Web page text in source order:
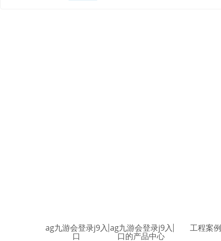
ag九游会登录j9入
口
ag九游会登录j9入
口的产品中心
工程案例